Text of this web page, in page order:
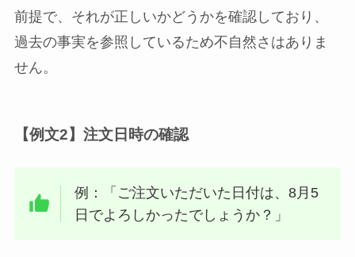
前提で、それが正しいかどうかを確認しており、
過去の事実を参照しているため不自然さはありま
せん。
【例文2】注文日時の確認
例：「ご注文いただいた日付は、8月5
日でよろしかったでしょうか？」